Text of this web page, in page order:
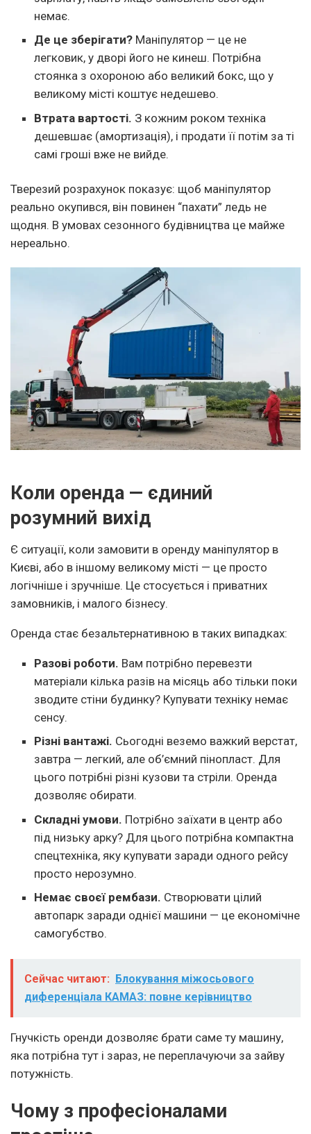
немає.
Де це зберігати? Маніпулятор — це не
легковик, у дворі його не кинеш. Потрібна
стоянка з охороною або великий бокс, що у
великому місті коштує недешево.
Втрата вартості. З кожним роком техніка
дешевшає (амортизація), і продати її потім за ті
самі гроші вже не вийде.
Тверезий розрахунок показує: щоб маніпулятор
реально окупився, він повинен “пахати” ледь не
щодня. В умовах сезонного будівництва це майже
нереально.
Коли оренда — єдиний
розумний вихід
Є ситуації, коли замовити в оренду маніпулятор в
Києві, або в іншому великому місті — це просто
логічніше і зручніше. Це стосується і приватних
замовників, і малого бізнесу.
Оренда стає безальтернативною в таких випадках:
Разові роботи. Вам потрібно перевезти
матеріали кілька разів на місяць або тільки поки
зводите стіни будинку? Купувати техніку немає
сенсу.
Різні вантажі. Сьогодні веземо важкий верстат,
завтра — легкий, але об’ємний пінопласт. Для
цього потрібні різні кузови та стріли. Оренда
дозволяє обирати.
Складні умови. Потрібно заїхати в центр або
під низьку арку? Для цього потрібна компактна
спецтехніка, яку купувати заради одного рейсу
просто нерозумно.
Немає своєї рембази. Створювати цілий
автопарк заради однієї машини — це економічне
самогубство.
Сейчас читают:
Блокування міжосьового
диференціала КАМАЗ: повне керівництво
Гнучкість оренди дозволяє брати саме ту машину,
яка потрібна тут і зараз, не переплачуючи за зайву
потужність.
Чому з професіоналами